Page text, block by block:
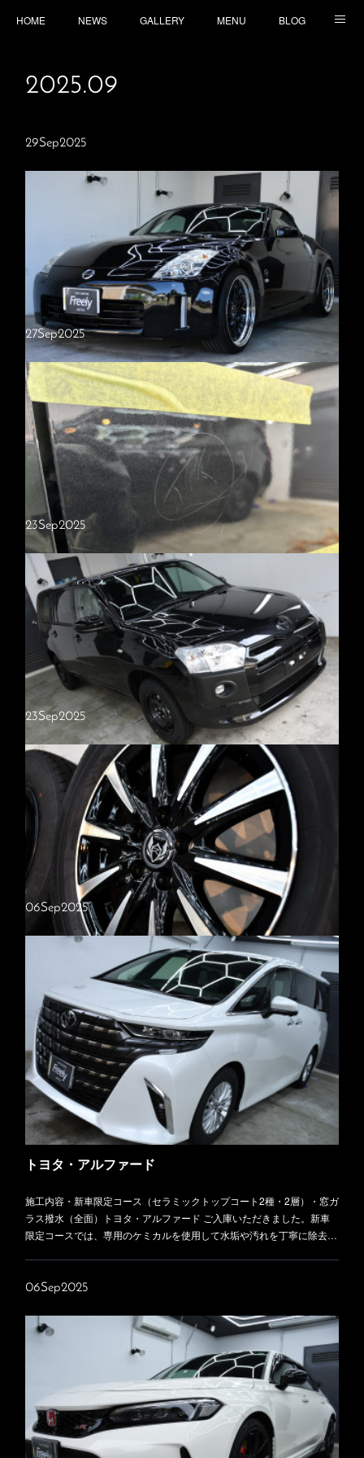
HOME NEWS GALLERY MENU BLOG
2025.09
29Sep2025
中古車が新車以上の艶に変わる。技術で叶える理想の仕上がり
中古車や経年車をお持ちのお客様から、「傷が多いけどコーティングを
して意味はありますか？」「本当にきれいになりますか？」といったご
相談をよくいただきます。当店では、施工前に塗装状態をしっかり確…
27Sep2025
お子様の落書き傷もここまで綺麗に！部分研磨＋部分コーティング事例
以前、当店でコーティング施工をさせていただいたお車のご紹介になり
ます。お子様が木の枝のようなものでボディに落書きをしてしまい、深
めの傷がついてしまったとのことでご相談いただきました。このよう…
23Sep2025
トヨタ・プロボックス
【施工内容】・Freelyプロ（硬化系セラミックコーティング2層）・窓
ガラス撥水（全面）・ホイールコーティングトヨタ・プロボックス 新
車ご入庫いただきました。黒いボディカラーは特に小傷や水垢が目立…
23Sep2025
ホイールコーティング
【施工内容】・ホイールコーティング今回はホイールをお持ち込みいた
だきました。ホイールコーティングを行うことで、表面に艶が生まれ、
足元が引き締まることでボディ全体の印象もよりスタイリッシュに見…
06Sep2025
トヨタ・アルファード
施工内容・新車限定コース（セラミックトップコート2種・2層）・窓ガ
ラス撥水（全面）トヨタ・アルファード ご入庫いただきました。新車
限定コースでは、専用のケミカルを使用して水垢や汚れを丁寧に除去…
06Sep2025